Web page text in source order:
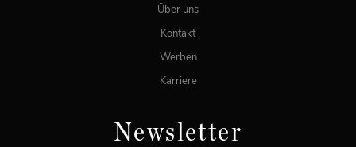
Über uns
Kontakt
Werben
Karriere
Newsletter